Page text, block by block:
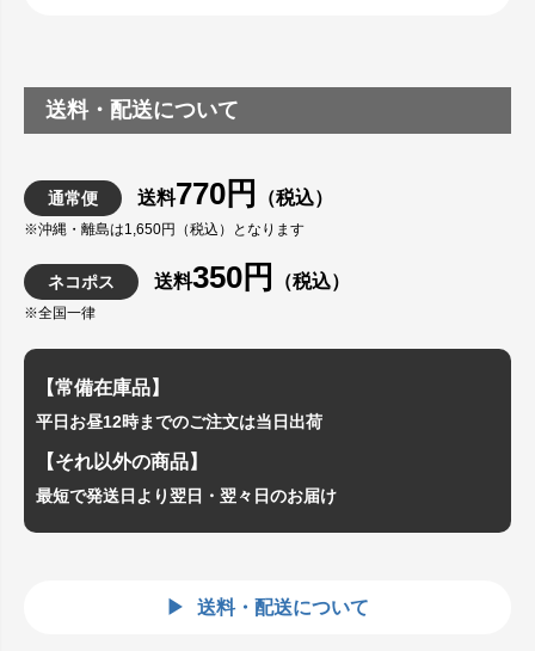
送料・配送について
通常便 送料770円 （税込）
※沖縄・離島は1,650円（税込）となります
ネコポス 送料350円 （税込）
※全国一律
【常備在庫品】
平日お昼12時までのご注文は当日出荷
【それ以外の商品】
最短で発送日より翌日・翌々日のお届け
送料・配送について